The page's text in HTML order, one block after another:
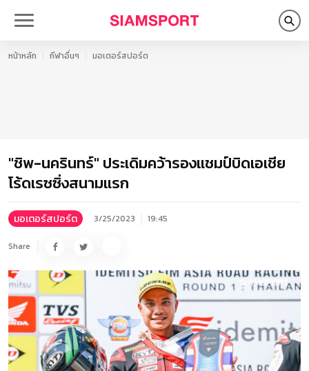
หน้าหลัก กีฬาอื่นๆ มอเตอร์สปอร์ต
"ชิพ-นครินทร์" ประเดิมคว้ารองแชมป์บิดเอเชีย
โร้ดเรซซิ่งสนามแรก
มอเตอร์สปอร์ต 3/25/2023 19:45
Share